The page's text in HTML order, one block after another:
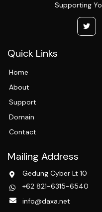
Supporting
Quick Links
Home
About
Support
Domain
Contact
Mailing Address
Gedung Cyber Lt 10
+62 821-6315-6540
info@daxa.net